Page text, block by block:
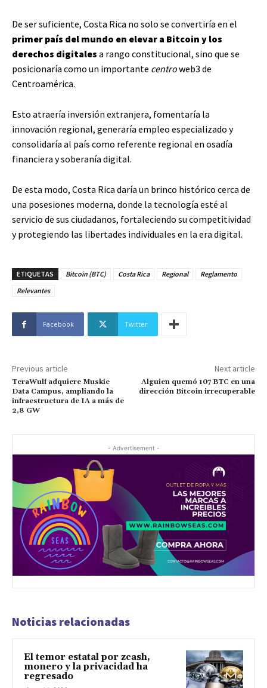
De ser suficiente, Costa Rica no solo se convertiría en el
primer país del mundo en elevar a Bitcoin y los
derechos digitales a rango constitucional, sino que se
posicionaría como un importante centroweb3 de
Centroamérica.
Esto atraería inversión extranjera, fomentaría la
innovación regional, generaría empleo especializado y
consolidaría al país como referente regional en osadía
financiera y soberanía digital.
De esta modo, Costa Rica daría un brinco histórico cerca de
una posesiones moderna, donde la tecnología esté al
servicio de sus ciudadanos, fortaleciendo su competitividad
y protegiendo las libertades individuales en la era digital.
ETIQUETAS Bitcoin (BTC) Costa Rica Regional
Reglamento
Relevantes
Facebook Twitter
Previous article
TeraWulf adquiere Muskie
Data Campus, ampliando la
infraestructura de IA a más de
2,8 GW
Next article
Alguien quemó 107 BTC en una
dirección Bitcoin irrecuperable
- Advertisement -
Noticias relacionadas
El temor estatal por zcash,
monero y la privacidad ha
regresado